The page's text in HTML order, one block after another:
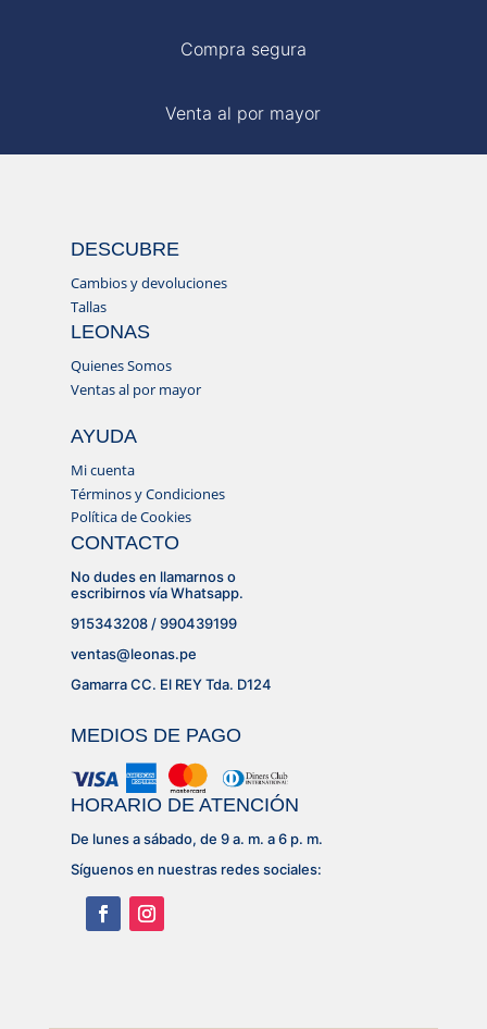
Compra segura
Venta al por mayor
DESCUBRE
Cambios y devoluciones
Tallas
LEONAS
Quienes Somos
Ventas al por mayor
AYUDA
Mi cuenta
Términos y Condiciones
Política de Cookies
CONTACTO
No dudes en llamarnos o
escribirnos vía Whatsapp.
915343208 / 990439199
ventas@leonas.pe
Gamarra CC. El REY Tda. D124
MEDIOS DE PAGO
HORARIO DE ATENCIÓN
De lunes a sábado, de 9 a. m. a 6 p. m.
Síguenos en nuestras redes sociales: